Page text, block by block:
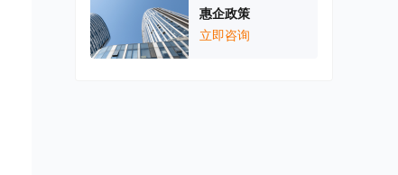
惠企政策
立即咨询